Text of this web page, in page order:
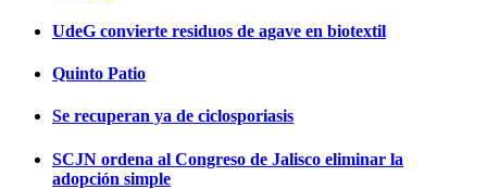
UdeG convierte residuos de agave en biotextil
Quinto Patio
Se recuperan ya de ciclosporiasis
SCJN ordena al Congreso de Jalisco eliminar la
adopción simple